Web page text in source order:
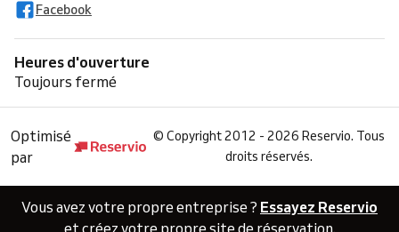
Facebook
Heures d'ouverture
Toujours fermé
Optimisé
par
© Copyright 2012 - 2026 Reservio. Tous
droits réservés.
Vous avez votre propre entreprise ? Essayez Reservio
et créez votre propre site de réservation.